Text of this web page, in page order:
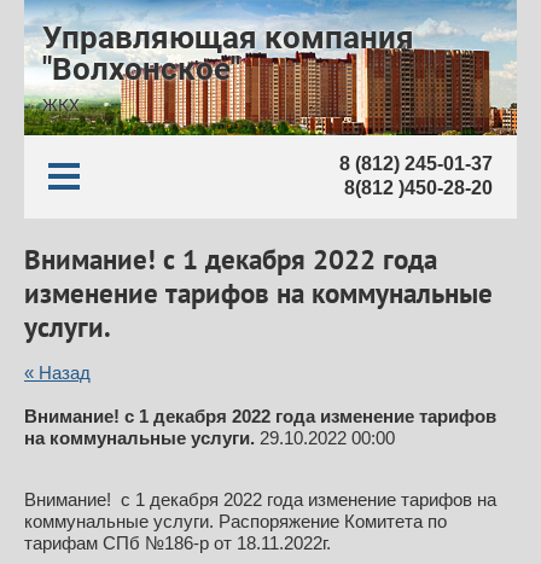
Управляющая компания
"Волхонское"
ЖКХ
8 (812) 245-01-37
8(812 )450-28-20
Внимание! с 1 декабря 2022 года
изменение тарифов на коммунальные
услуги.
« Назад
Внимание! с 1 декабря 2022 года изменение тарифов
на коммунальные услуги. 29.10.2022 00:00
Внимание! с 1 декабря 2022 года изменение тарифов на
коммунальные услуги. Распоряжение Комитета по
тарифам СПб №186-р от 18.11.2022г.